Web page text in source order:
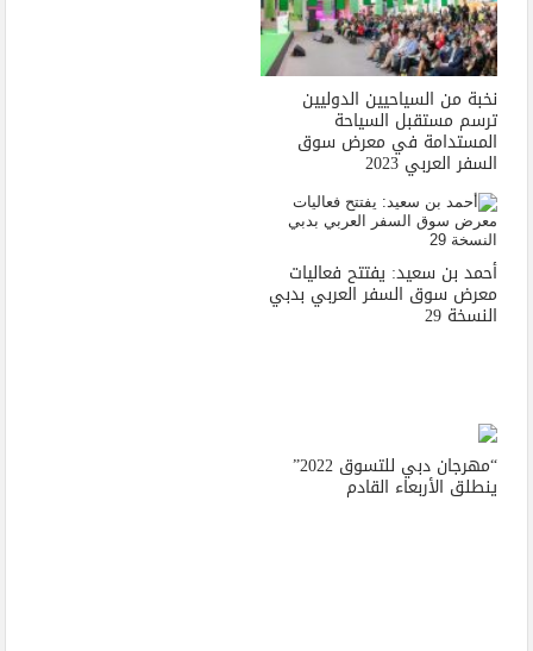
نخبة من السياحيين الدوليين
ترسم مستقبل السياحة
المستدامة في معرض سوق
السفر العربي 2023
أحمد بن سعيد: يفتتح فعاليات
معرض سوق السفر العربي بدبي
النسخة 29
“مهرجان دبي للتسوق 2022”
ينطلق الأربعاء القادم